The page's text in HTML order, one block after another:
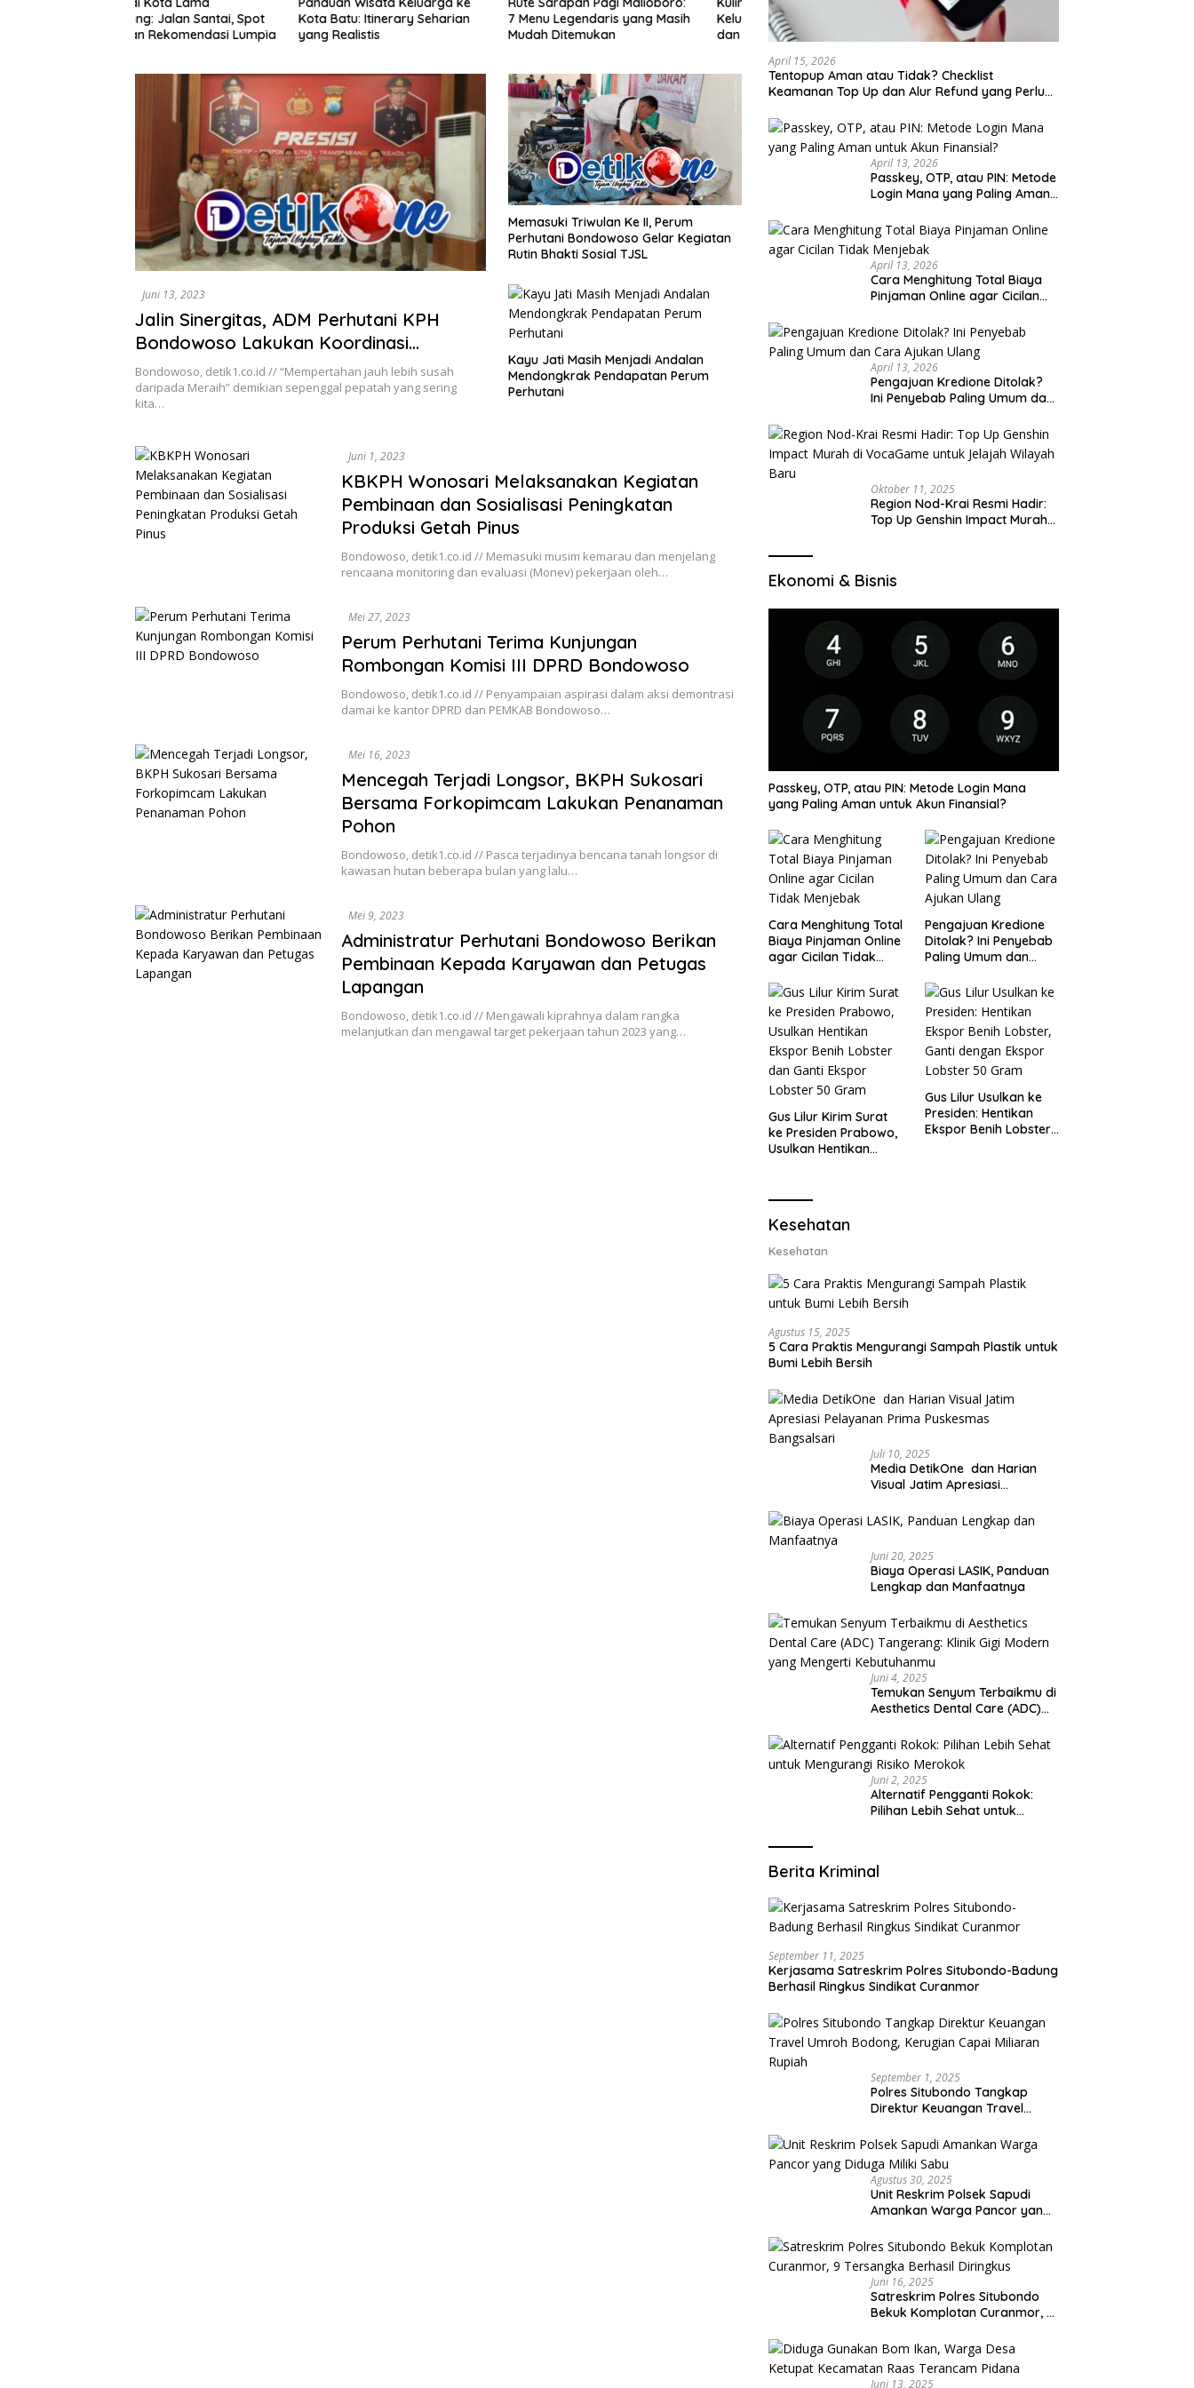
Kota Batu: Itinerary Seharian
yang Realistis
7 Menu Legendaris yang Masih
Mudah Ditemukan
Keluarga: Menu, Jam Ramai,
dan Estimasi Budget
Semarang Malam Hari: Rute
Aman untuk Keluarga
Tempat Dekat Stasiun Balapan
yang Ramah Kantong
Juni 13, 2023
Jalin Sinergitas, ADM Perhutani KPH
Bondowoso Lakukan Koordinasi
Bersama Kapolres Bondowoso
Bondowoso, detik1.co.id // “Mempertahan jauh lebih susah
daripada Meraih” demikian sepenggal pepatah yang sering
kita…
Memasuki Triwulan Ke II, Perum
Perhutani Bondowoso Gelar Kegiatan
Rutin Bhakti Sosial TJSL
Kayu Jati Masih Menjadi Andalan
Mendongkrak Pendapatan Perum
Perhutani
Juni 1, 2023
KBKPH Wonosari Melaksanakan Kegiatan
Pembinaan dan Sosialisasi Peningkatan
Produksi Getah Pinus
Bondowoso, detik1.co.id // Memasuki musim kemarau dan menjelang
rencaana monitoring dan evaluasi (Monev) pekerjaan oleh…
Mei 27, 2023
Perum Perhutani Terima Kunjungan
Rombongan Komisi III DPRD Bondowoso
Bondowoso, detik1.co.id // Penyampaian aspirasi dalam aksi demontrasi
damai ke kantor DPRD dan PEMKAB Bondowoso…
Mei 16, 2023
Mencegah Terjadi Longsor, BKPH Sukosari
Bersama Forkopimcam Lakukan Penanaman
Pohon
Bondowoso, detik1.co.id // Pasca terjadinya bencana tanah longsor di
kawasan hutan beberapa bulan yang lalu…
Mei 9, 2023
Administratur Perhutani Bondowoso Berikan
Pembinaan Kepada Karyawan dan Petugas
Lapangan
Bondowoso, detik1.co.id // Mengawali kiprahnya dalam rangka
melanjutkan dan mengawal target pekerjaan tahun 2023 yang…
April 15, 2026
Tentopup Aman atau Tidak? Checklist
Keamanan Top Up dan Alur Refund yang Perlu
April 13, 2026
Passkey, OTP, atau PIN: Metode
Login Mana yang Paling Aman
April 13, 2026
Cara Menghitung Total Biaya
Pinjaman Online agar Cicilan
April 13, 2026
Pengajuan Kredione Ditolak?
Ini Penyebab Paling Umum dan
Oktober 11, 2025
Region Nod-Krai Resmi Hadir:
Top Up Genshin Impact Murah
Ekonomi & Bisnis
Passkey, OTP, atau PIN: Metode Login Mana
yang Paling Aman untuk Akun Finansial?
Cara Menghitung Total
Biaya Pinjaman Online
agar Cicilan Tidak
Pengajuan Kredione
Ditolak? Ini Penyebab
Paling Umum dan
Gus Lilur Kirim Surat
ke Presiden Prabowo,
Usulkan Hentikan
Lobster 50 Gram
Gus Lilur Usulkan ke
Presiden: Hentikan
Ekspor Benih Lobster,
Kesehatan
Kesehatan
Agustus 15, 2025
5 Cara Praktis Mengurangi Sampah Plastik untuk
Bumi Lebih Bersih
Juli 10, 2025
Media DetikOne dan Harian
Visual Jatim Apresiasi
Bangsalsari
Juni 20, 2025
Biaya Operasi LASIK, Panduan
Lengkap dan Manfaatnya
Juni 4, 2025
Temukan Senyum Terbaikmu di
Aesthetics Dental Care (ADC)
yang Mengerti Kebutuhanmu
Juni 2, 2025
Alternatif Pengganti Rokok:
Pilihan Lebih Sehat untuk
Berita Kriminal
September 11, 2025
Kerjasama Satreskrim Polres Situbondo-Badung
Berhasil Ringkus Sindikat Curanmor
September 1, 2025
Polres Situbondo Tangkap
Direktur Keuangan Travel
Capai Miliaran Rupiah
Agustus 30, 2025
Unit Reskrim Polsek Sapudi
Amankan Warga Pancor yang
Juni 16, 2025
Satreskrim Polres Situbondo
Bekuk Komplotan Curanmor, 9
Juni 13, 2025